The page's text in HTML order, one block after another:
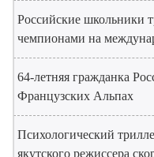
Российские школьники
чемпионами на
64-летняя гражданка
Французских Альпах
Психологический
якутского режиссера